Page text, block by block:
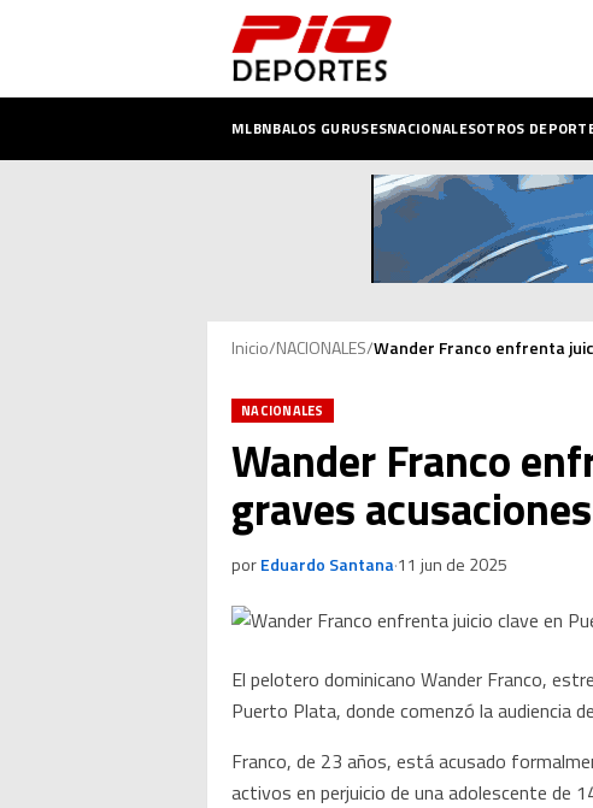
MLBNBALOS GURUSESNACIONALESOTROS
Inicio/NACIONALES/Wander Franco enfrenta
NACIONALES
Wander Franco
graves acusaciones
porEduardo Santana·11 jun de 2025
El pelotero dominicano Wander Franco,
Puerto Plata, donde comenzó la audiencia
Franco, de 23 años, está acusado
activos en perjuicio de una adolescente de